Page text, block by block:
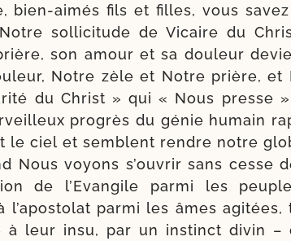
bien-​aimés fils et filles, vous
sol­li­ci­tude de Vicaire du
son amour et sa dou­leur
Notre zèle et Notre prière, et
du Christ » qui « Nous presse »
pro­grès du génie humain
le ciel et semblent rendre notre
Nous voyons s’ou­vrir sans cesse
de l’Evangile par­mi les
l’a­pos­to­lat par­mi les âmes
à leur insu, par un ins­tinct divin –